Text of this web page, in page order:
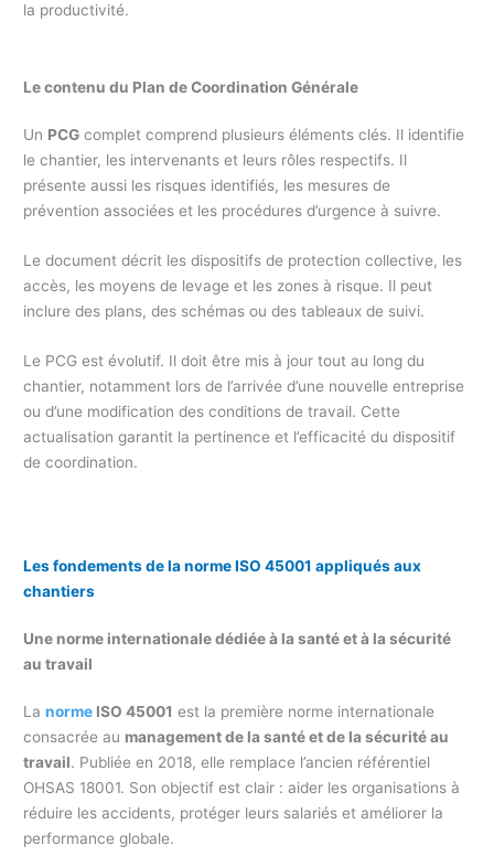
la productivité.
Le contenu du Plan de Coordination Générale
Un PCG complet comprend plusieurs éléments clés. Il identifie
le chantier, les intervenants et leurs rôles respectifs. Il
présente aussi les risques identifiés, les mesures de
prévention associées et les procédures d’urgence à suivre.
Le document décrit les dispositifs de protection collective, les
accès, les moyens de levage et les zones à risque. Il peut
inclure des plans, des schémas ou des tableaux de suivi.
Le PCG est évolutif. Il doit être mis à jour tout au long du
chantier, notamment lors de l’arrivée d’une nouvelle entreprise
ou d’une modification des conditions de travail. Cette
actualisation garantit la pertinence et l’efficacité du dispositif
de coordination.
Les fondements de la norme ISO 45001 appliqués aux
chantiers
Une norme internationale dédiée à la santé et à la sécurité
au travail
Lanorme ISO 45001 est la première norme internationale
consacrée au management de la santé et de la sécurité au
travail. Publiée en 2018, elle remplace l’ancien référentiel
OHSAS 18001. Son objectif est clair : aider les organisations à
réduire les accidents, protéger leurs salariés et améliorer la
performance globale.